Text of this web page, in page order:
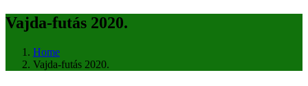
Vajda-futás 2020.
Home
Vajda-futás 2020.